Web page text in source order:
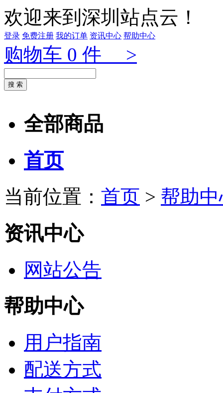
欢迎来到深圳站点云！
登录 免费注册 我的订单 资讯中心 帮助中心
购物车 0 件 >
全部商品
首页
当前位置： 首页 > 帮助
资讯中心
网站公告
帮助中心
用户指南
配送方式